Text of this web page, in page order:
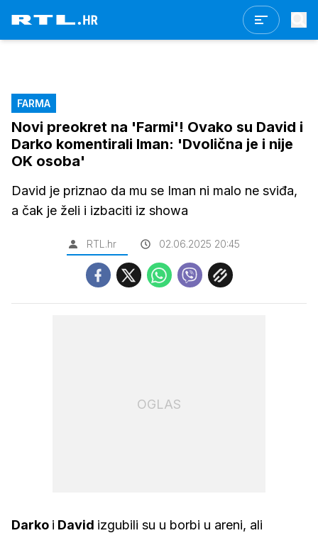
FARMA
Novi preokret na 'Farmi'! Ovako su David i
Darko komentirali Iman: 'Dvolična je i nije
OK osoba'
David je priznao da mu se Iman ni malo ne sviđa,
a čak je želi i izbaciti iz showa
RTL.hr 02.06.2025 20:45
OGLAS
Darko i David izgubili su u borbi u areni, ali